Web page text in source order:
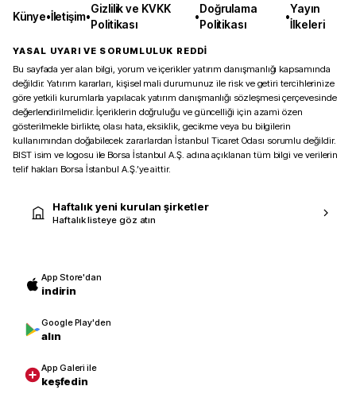
Künye•İletişim•
Gizlilik ve KVKK
Politikası
•
Doğrulama
Politikası
•
Yayın
İlkeleri
YASAL UYARI VE SORUMLULUK REDDİ
Bu sayfada yer alan bilgi, yorum ve içerikler yatırım danışmanlığı kapsamında
değildir. Yatırım kararları, kişisel mali durumunuz ile risk ve getiri tercihlerinize
göre yetkili kurumlarla yapılacak yatırım danışmanlığı sözleşmesi çerçevesinde
değerlendirilmelidir. İçeriklerin doğruluğu ve güncelliği için azami özen
gösterilmekle birlikte, olası hata, eksiklik, gecikme veya bu bilgilerin
kullanımından doğabilecek zararlardan İstanbul Ticaret Odası sorumlu değildir.
BIST isim ve logosu ile Borsa İstanbul A.Ş. adına açıklanan tüm bilgi ve verilerin
telif hakları Borsa İstanbul A.Ş.’ye aittir.
Haftalık yeni kurulan şirketler
Haftalık listeye göz atın
App Store'dan
indirin
Google Play'den
alın
App Galeri ile
keşfedin